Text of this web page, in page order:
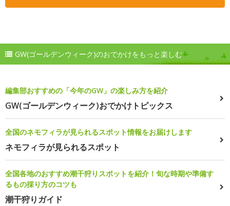
GW(ゴールデンウィーク)のおでかけをもっと楽しむ
編集部おすすめの「今年のGW」の楽しみ方を紹介
GW(ゴールデンウィーク)おでかけトピックス
全国のネモフィラが見られるスポット情報をお届けします
ネモフィラが見られるスポット
全国各地のおすすめ潮干狩りスポットを紹介！旬な時期や準備す
るもの採り方のコツも
潮干狩りガイド